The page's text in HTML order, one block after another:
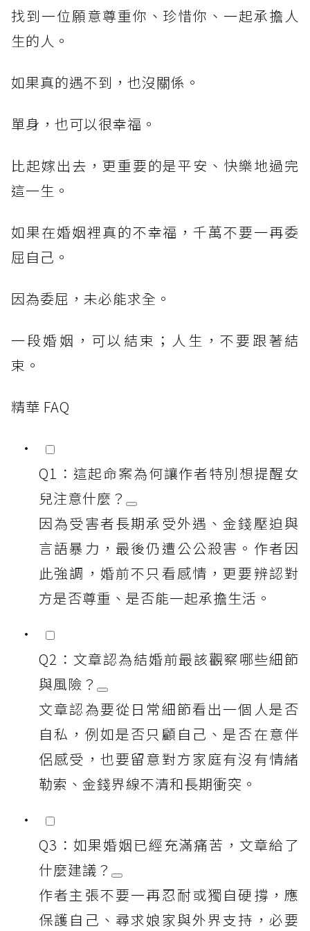
找到一位願意尊重你、珍惜你、一起承擔人
生的人。
如果真的遇不到，也沒關係。
單身，也可以很幸福。
比起嫁出去，更重要的是平安、快樂地過完
這一生。
如果在婚姻裡真的不幸福，千萬不要一再委
屈自己。
因為委屈，未必能求全。
一段婚姻，可以結束；人生，不要跟著結
束。
精華 FAQ
Q1：這起命案為何讓作者特別想提醒女
兒注意什麼？
因為受害者長期承受外遇、金錢壓迫與
言語暴力，最後仍遭公公殺害。作者因
此強調，婚前不只看感情，更要辨認對
方是否尊重、是否能一起承擔生活。
Q2：文章認為結婚前最該觀察哪些細節
與風險？
文章認為要從日常細節看出一個人是否
自私，例如是否只顧自己、是否在意伴
侶感受，也要留意對方家庭有沒有情緒
勒索、金錢界線不清和長期衝突。
Q3：如果婚姻已經充滿痛苦，文章給了
什麼建議？
作者主張不要一再忍耐或獨自硬撐，應
保護自己、尋求娘家與外界支持，必要